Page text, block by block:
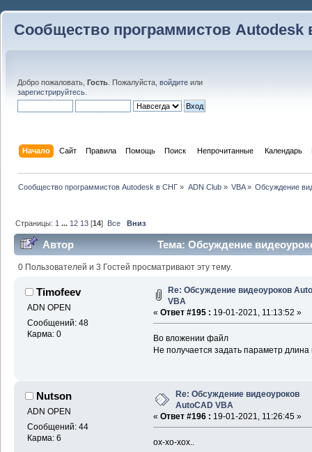
Сообщество программистов Autodesk
Добро пожаловать, Гость . Пожалуйста, войдите или
зарегистрируйтесь
Начало Сайт Правила Помощь Поиск Непрочитанные Календарь
Сообщество программистов Autodesk в СНГ » ADN Club» VBA» Обсуждение
Страницы: 1 ... 12 13 [14] Все Вниз
Автор
Тема: Обсуждение
раз)
0 Пользователей и 3 Гостей просматривают эту тему.
Timofeev
ADN OPEN
Сообщений: 48
Карма: 0
Re: Обсуждение видеоуроков
VBA
« Ответ #195 : 19-01-2021, 11:13:52 »
Во вложении файл
Не получается задать параметр длина
Nutson
ADN OPEN
Сообщений: 44
Карма: 6
Re: Обсуждение видеоуроков
AutoCAD VBA
« Ответ #196 : 19-01-2021, 11:26:45 »
ох-хо-хох..